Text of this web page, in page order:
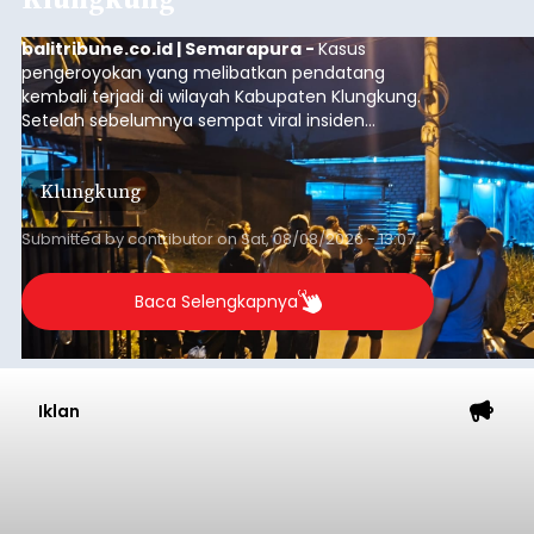
balitribune.co.id | Semarapura -Kasus
pengeroyokan yang melibatkan pendatang
kembali terjadi di wilayah Kabupaten Klungkung.
Setelah sebelumnya sempat viral insiden
keributan di barat Pasar Galiran, peristiwa serupa
kini menimpa seorang pemuda asal Kabupaten
Sumba Barat Daya (SBD), Nusa Tenggara Timur
(NTT).
Klungkung
Submitted bycontributoronSat, 08/08/2026 - 13:07
Baca Selengkapnya
Iklan